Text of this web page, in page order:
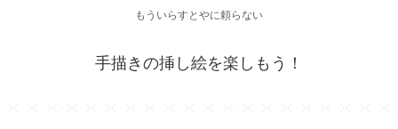
もういらすとやに頼らない
手描きの挿し絵を楽しもう！